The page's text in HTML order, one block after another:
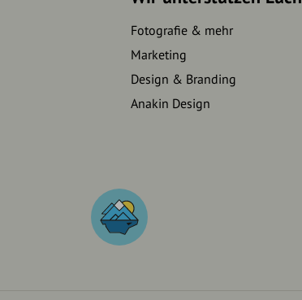
Fotografie & mehr
Marketing
Design & Branding
Anakin Design